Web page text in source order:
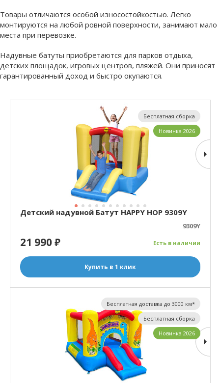
Товары отличаются особой износостойкостью. Легко
монтируются на любой ровной поверхности, занимают мало
места при перевозке.
Надувные батуты приобретаются для парков отдыха,
детских площадок, игровых центров, пляжей. Они приносят
гарантированный доход и быстро окупаются.
Детский надувной Батут HAPPY HOP 9309Y
9309Y
Есть в наличии
21 990₽
Купить в 1 клик
Бесплатная сборка
Новинка 2026
Бесплатная доставка до 3000 км*
Бесплатная сборка
Новинка 2026